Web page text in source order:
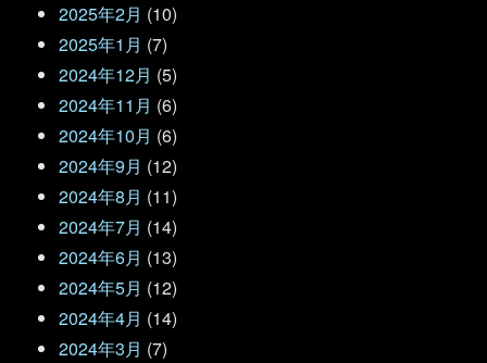
2025年2月 (10)
2025年1月 (7)
2024年12月 (5)
2024年11月 (6)
2024年10月 (6)
2024年9月 (12)
2024年8月 (11)
2024年7月 (14)
2024年6月 (13)
2024年5月 (12)
2024年4月 (14)
2024年3月 (7)